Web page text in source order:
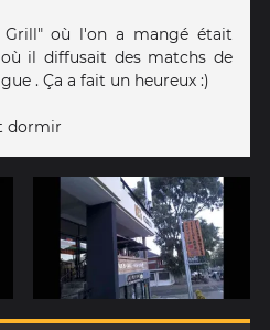
Grill" où l'on a mangé était
il diffusait des matchs de
. Ça a fait un heureux :)
dormir